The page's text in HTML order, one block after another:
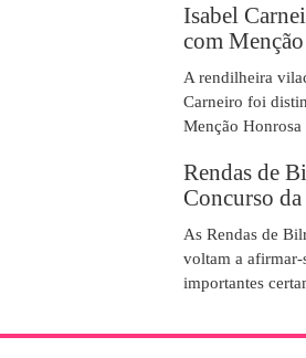
Isabel
com
A rendilheira
Carneiro foi
Menção Honrosa
Rendas de
Concurso
As Rendas de
voltam a afirmar-
importantes